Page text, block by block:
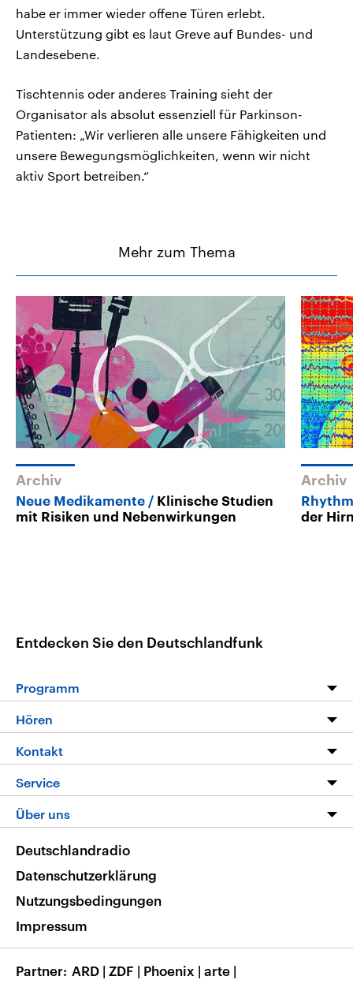
habe er immer wieder offene Türen erlebt.
Unterstützung gibt es laut Greve auf Bundes- und
Landesebene.
Tischtennis oder anderes Training sieht der
Organisator als absolut essenziell für Parkinson-
Patienten: „Wir verlieren alle unsere Fähigkeiten und
unsere Bewegungsmöglichkeiten, wenn wir nicht
aktiv Sport betreiben.“
Mehr zum Thema
Archiv
Neue Medikamente
Klinische Studien
mit Risiken und Nebenwirkungen
Archiv
der
Entdecken Sie den Deutschlandfunk
Programm
Programm
Die Nachrichten
Nachrichtenleicht
Neue Beiträge auf dlf.de
Hören
Livestream
Podcasts
Deutschlandfunk App
Nachrichten App
Frequenzen
Kontakt
Hörerservice
Service
FAQ
Veranstaltungen
Musikliste
RSS
Über uns
Barrierefreiheit
Deutschlandradio
Datenschutzerklärung
Nutzungsbedingungen
Impressum
Partner ARD | ZDF | Phoenix | arte |